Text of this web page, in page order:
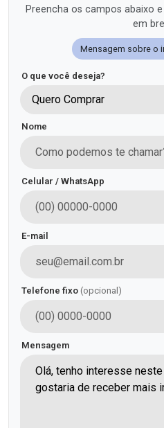
Preencha os campos abaixo
em
Mensagem sobre o
O que você deseja?
Quero Comprar
Nome
Celular / WhatsApp
E-mail
Telefone fixo (opcional)
Mensagem